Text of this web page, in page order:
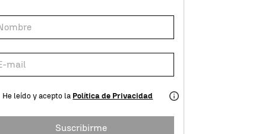
He leído y acepto la Política de Privacidad
Suscribirme